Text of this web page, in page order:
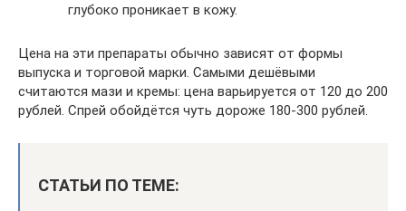
глубоко проникает в кожу.
Цена на эти препараты обычно зависят от формы
выпуска и торговой марки. Самыми дешёвыми
считаются мази и кремы: цена варьируется от 120 до 200
рублей. Спрей обойдётся чуть дороже 180-300 рублей.
СТАТЬИ ПО ТЕМЕ: